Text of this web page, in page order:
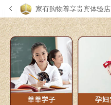
家有购物尊享贵宾体验店